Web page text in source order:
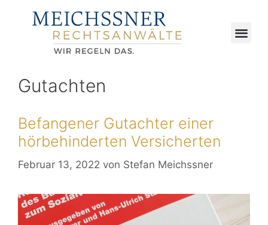
Gutachten
Befangener Gutachter einer
hörbehinderten Versicherten
Februar 13, 2022 von Stefan Meichssner